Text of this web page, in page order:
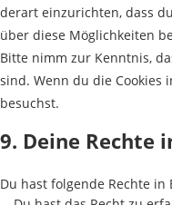
derart einzurichten, dass
über diese Möglichkeiten
Bitte nimm zur Kenntnis,
sind. Wenn du die Cookies
besuchst.
9. Deine Rechte
Du hast folgende Rechte